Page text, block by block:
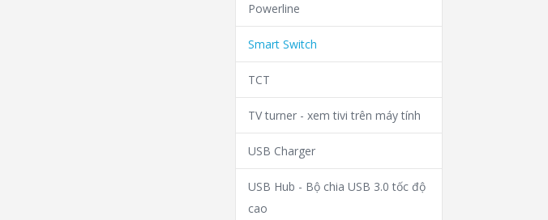
Powerline
Smart Switch
TCT
TV turner - xem tivi trên máy tính
USB Charger
USB Hub - Bộ chia USB 3.0 tốc độ
cao